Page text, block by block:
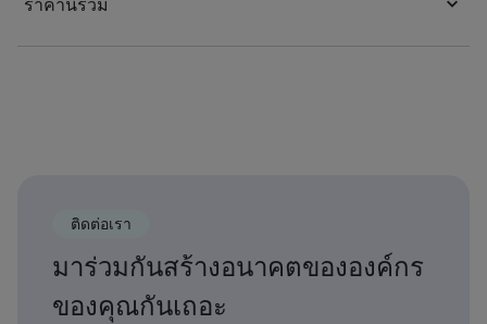
ติดต่อเรา
มาร่วมกันสร้างอนาคตขององค์กร
ของคุณกันเถอะ